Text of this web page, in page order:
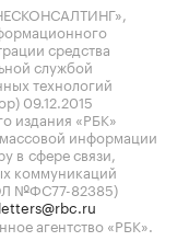
средства
службой
технологий
09.12.2015
издания «РБК»
массовой информации
в сфере связи,
коммуникаций
№ФС77-82385)
letters@rbc.ru
агентство «РБК».